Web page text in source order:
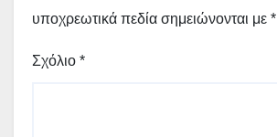
υποχρεωτικά πεδία σημειώνονται με *
Σχόλιο *